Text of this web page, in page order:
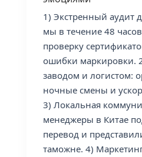
1) Экстренный аудит
мы в течение 48
проверку
ошибки маркировки.
заводом и логистом:
ночные смены и
3) Локальная
менеджеры в Китае
перевод и
таможне. 4)